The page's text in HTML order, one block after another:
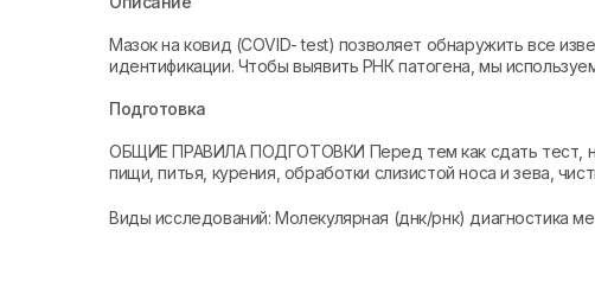
Мазок на ковид (COVID- test) позволяет обнаружить все
идентификации. Чтобы выявить РНК патогена, мы
Подготовка
ОБЩИЕ ПРАВИЛА ПОДГОТОВКИ Перед тем как сдать тест,
пищи, питья, курения, обработки слизистой носа и зева,
Виды исследований: Молекулярная (днк/рнк) диагностика